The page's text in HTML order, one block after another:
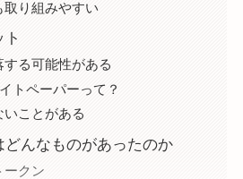
取り組みやすい
する可能性がある
トペーパーって？
ことがある
どんなものがあったのか
ークン